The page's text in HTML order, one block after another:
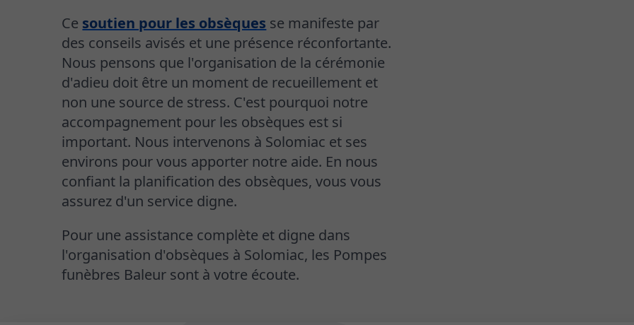
Ce soutien pour les obsèques se manifeste par
des conseils avisés et une présence réconfortante.
Nous pensons que l'organisation de la cérémonie
d'adieu doit être un moment de recueillement et
non une source de stress. C'est pourquoi notre
accompagnement pour les obsèques est si
important. Nous intervenons à Solomiac et ses
environs pour vous apporter notre aide. En nous
confiant la planification des obsèques, vous vous
assurez d'un service digne.
Pour une assistance complète et digne dans
l'organisation d'obsèques à Solomiac, les Pompes
funèbres Baleur sont à votre écoute.